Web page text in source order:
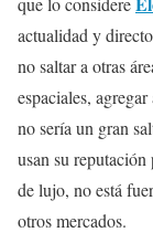
actualidad y
no saltar a otras
espaciales,
no sería un gran
usan su reputación
de lujo, no está
otros mercados.